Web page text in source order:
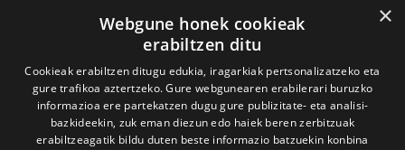
×
Webgune honek cookieak
erabiltzen ditu
Cookieak erabiltzen ditugu edukia, iragarkiak pertsonalizatzeko eta
gure trafikoa aztertzeko. Gure webgunearen erabilerari buruzko
informazioa ere partekatzen dugu gure publizitate- eta analisi-
bazkideekin, zuk eman diezun edo haiek beren zerbitzuak
erabiltzeagatik bildu duten beste informazio batzuekin konbina